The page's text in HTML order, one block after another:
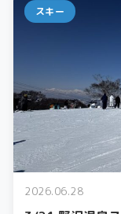
スキー
2026.06.28